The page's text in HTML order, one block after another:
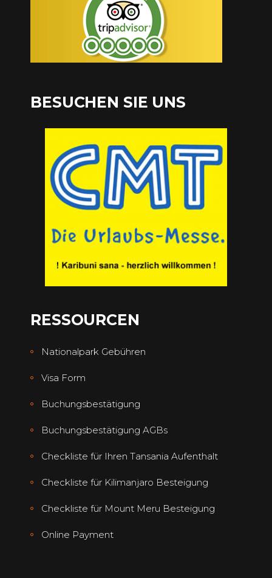
BESUCHEN SIE UNS
RESSOURCEN
Nationalpark Gebühren
Visa Form
Buchungsbestätigung
Buchungsbestätigung AGBs
Checkliste für Ihren Tansania Aufenthalt
Checkliste für Kilimanjaro Besteigung
Checkliste für Mount Meru Besteigung
Online Payment